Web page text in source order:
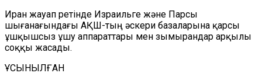
Иран жауап ретінде Израильге және Парсы
шығанағындағы АҚШ-тың әскери базаларына қарсы
ұшқышсыз ұшу аппараттары мен зымырандар арқылы
соққы жасады.
ҰСЫНЫЛҒАН